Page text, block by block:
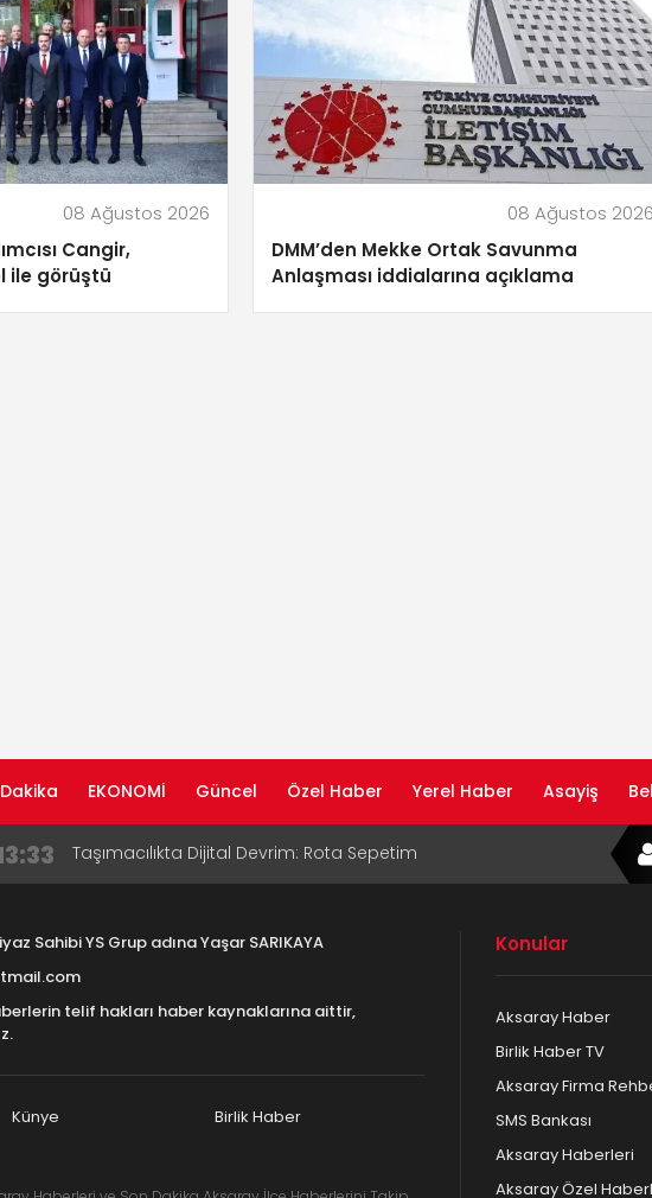
08 Ağustos 2026
Cangir,
ile görüştü
08 Ağustos 2026
DMM’den Mekke Ortak Savunma
Anlaşması iddialarına açıklama
EKONOMİ Güncel Özel Haber Yerel Haber Asayiş
Taşımacılıkta Dijital Devrim: Rota Sepetim
Çocuklara Bıraktı
Aksaray Esnaf Rehberi ile Google ve Yapay Zeka
Birlikhaber.com Yayın Hayatına Başladı | Hızlı ve Akıllı
Sahibi YS Grup adına Yaşar SARIKAYA
telif hakları haber kaynaklarına aittir,
Künye
Birlik Haber
Konular
Aksaray Haber
Birlik Haber TV
Aksaray Firma
SMS Bankası
Aksaray Haberleri
Aksaray Özel